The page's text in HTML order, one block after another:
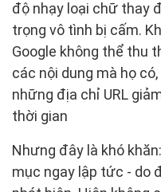
độ nhạy loại chữ thay
trọng vô tình bị cấm.
Google không thể thu
các nội dung mà họ
những địa chỉ URL
thời gian
Nhưng đây là khó
mục ngay lập tức - do